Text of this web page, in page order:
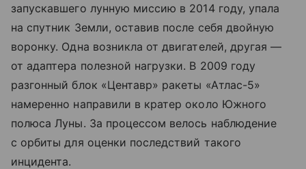
запускавшего лунную миссию в 2014 году, упала
на спутник Земли, оставив после себя двойную
воронку. Одна возникла от двигателей, другая —
от адаптера полезной нагрузки. В 2009 году
разгонный блок «Центавр» ракеты «Атлас-5»
намеренно направили в кратер около Южного
полюса Луны. За процессом велось наблюдение
с орбиты для оценки последствий такого
инцидента.